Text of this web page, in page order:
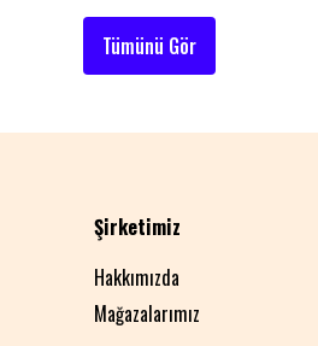
Tümünü Gör
Şirketimiz
Hakkımızda
Mağazalarımız